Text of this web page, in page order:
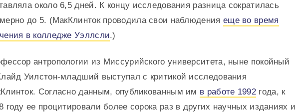
около 6,5 дней. К концу исследования разница сократилась
до 5. (МакКлинток проводила свои наблюдения еще во время
в колледже Уэллсли.)
антропологии из Миссурийского университета, ныне покойный
Уилстон-младший выступал с критикой исследования
Согласно данным, опубликованным им в работе 1992 года, к
году ее процитировали более сорока раз в других научных изданиях и